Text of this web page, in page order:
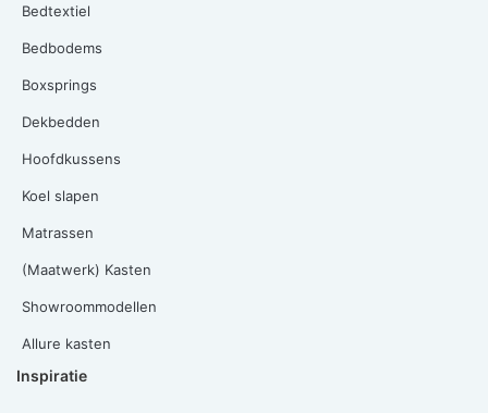
Bedtextiel
Bedbodems
Boxsprings
Dekbedden
Hoofdkussens
Koel slapen
Matrassen
(Maatwerk) Kasten
Showroommodellen
Allure kasten
Inspiratie